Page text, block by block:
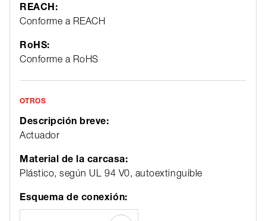
REACH:
Conforme a REACH
RoHS:
Conforme a RoHS
OTROS
Descripción breve:
Actuador
Material de la carcasa:
Plástico, según UL 94 V0, autoextinguible
Esquema de conexión: